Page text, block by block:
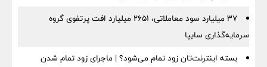
۳۷ میلیارد سود معاملاتی، ۲۶۵۱ میلیارد افت پرتفوی گروه
سرمایه‌گذاری سایپا
بسته اینترنت‌تان زود تمام می‌شود؟ | ماجرای زود تمام شدن